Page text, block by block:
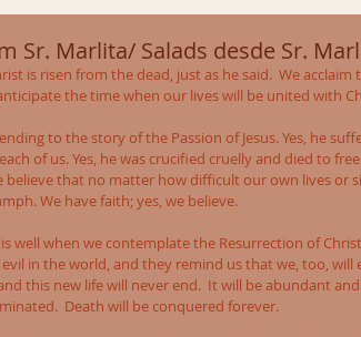
Sr. Marlita/ Salads desde Sr.
is risen from the dead, just as he said.  We
the time when our lives will be united with
to the story of the Passion of Jesus. Yes, he
of us. Yes, he was crucified cruelly and died to
believe that no matter how difficult our own lives or
We have faith; yes, we believe.
well when we contemplate the Resurrection of
in the world, and they remind us that we, too,
this new life will never end.  It will be abundant
Death will be conquered forever.